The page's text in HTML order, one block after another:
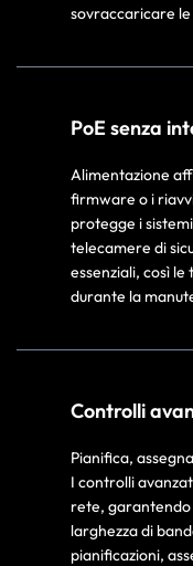
sovraccaricare
PoE senza
Alimentazione
firmware o i
protegge i
telecamere di
essenziali, così
durante la
Controlli
Pianifica,
I controlli
rete, garantendo
larghezza di
pianificazioni,